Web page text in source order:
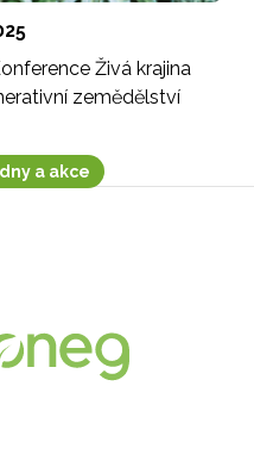
Živá krajina
zemědělství
a akce